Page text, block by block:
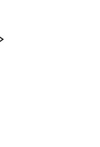
モデルハウス